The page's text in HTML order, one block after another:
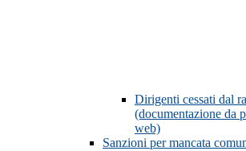
Dirigenti cessati dal
(documentazione da
web)
Sanzioni per mancata